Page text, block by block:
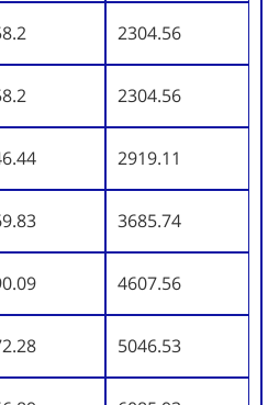
2304.56
2304.56
2919.11
3685.74
4607.56
5046.53